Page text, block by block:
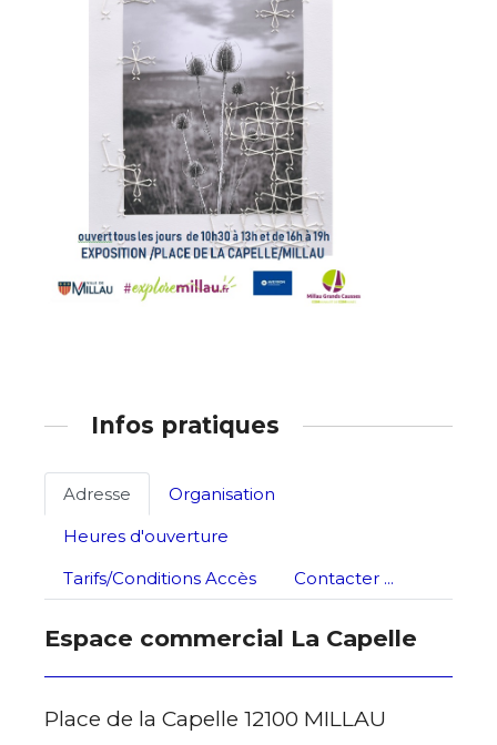
Statut / Organisation
J'accepte lestermes et conditions
* Champ obligatoire
Prénom
Infos pratiques
Adresse
Organisation
Heures d'ouverture
Tarifs/Conditions Accès
Contacter ...
Espace commercial La Capelle
Place de la Capelle 12100 MILLAU